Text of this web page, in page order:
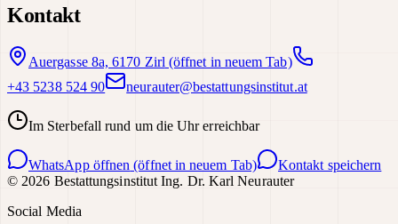
Kontakt
Auergasse 8a, 6170 Zirl (öffnet in neuem Tab)
+43 5238 524 90
neurauter@bestattungsinstitut.at
Im Sterbefall rund um die Uhr erreichbar
WhatsApp öffnen (öffnet in neuem Tab)
Kontakt speichern
© 2026 Bestattungsinstitut Ing. Dr. Karl Neurauter
Social Media